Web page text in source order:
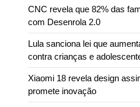
CNC revela que 82% das
com Desenrola 2.0
Lula sanciona lei que
contra crianças e
Xiaomi 18 revela design
promete inovação